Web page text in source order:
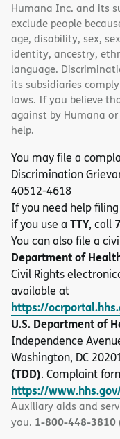
Humana Inc. and its
exclude people
age, disability, sex,
identity, ancestry,
language.
its subsidiaries
laws. If you believe
against by Humana
help.
You may file a
Discrimination
40512-4618
If you need help
if you use a TTY, call
You can also file a
Department of
Civil Rights
available at
https://
U.S. Department of
Independence
Washington, DC
(TDD). Complaint
https://
Auxiliary aids and
you. 1-800-448-3810